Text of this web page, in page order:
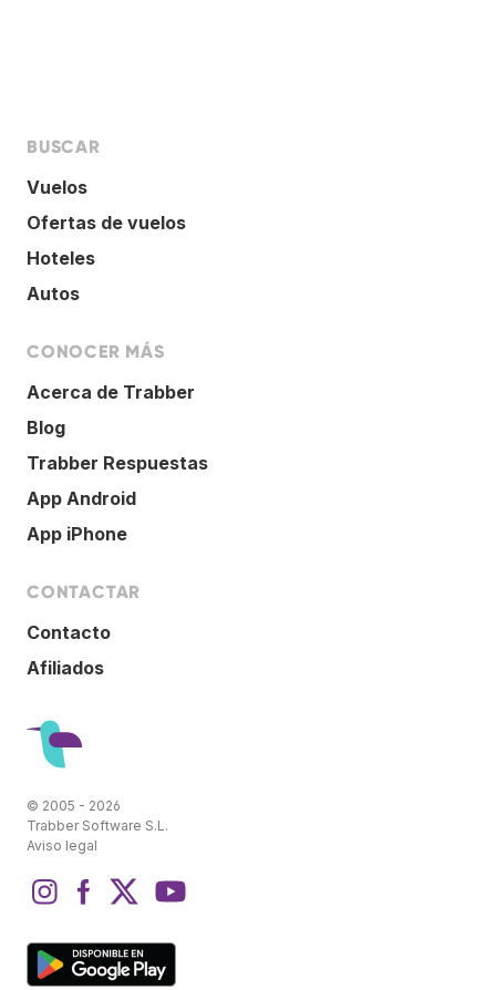
BUSCAR
Vuelos
Ofertas de vuelos
Hoteles
Autos
CONOCER MÁS
Acerca de Trabber
Blog
Trabber Respuestas
App Android
App iPhone
CONTACTAR
Contacto
Afiliados
© 2005 - 2026
Trabber Software S.L.
Aviso legal